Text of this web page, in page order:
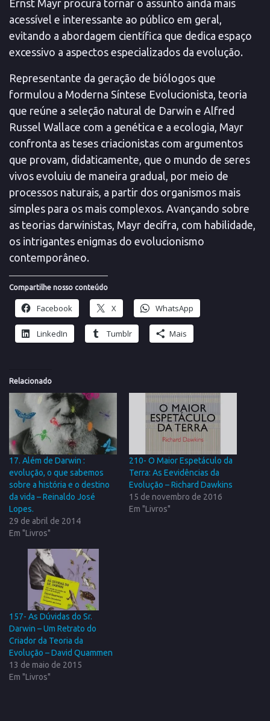
Ernst Mayr procura tornar o assunto ainda mais
acessível e interessante ao público em geral,
evitando a abordagem científica que dedica espaço
excessivo a aspectos especializados da evolução.
Representante da geração de biólogos que
formulou a Moderna Síntese Evolucionista, teoria
que reúne a seleção natural de Darwin e Alfred
Russel Wallace com a genética e a ecologia, Mayr
confronta as teses criacionistas com argumentos
que provam, didaticamente, que o mundo de seres
vivos evoluiu de maneira gradual, por meio de
processos naturais, a partir dos organismos mais
simples para os mais complexos. Avançando sobre
as teorias darwinistas, Mayr decifra, com habilidade,
os intrigantes enigmas do evolucionismo
contemporâneo.
Compartilhe nosso conteúdo
Facebook X WhatsApp
LinkedIn Tumblr Mais
Relacionado
17. Além de Darwin :
evolução, o que sabemos
sobre a história e o destino
da vida – Reinaldo José
Lopes.
29 de abril de 2014
Em "Livros"
210- O Maior Espetáculo da
Terra: As Eevidências da
Evolução – Richard Dawkins
15 de novembro de 2016
Em "Livros"
157- As Dúvidas do Sr.
Darwin – Um Retrato do
Criador da Teoria da
Evolução – David Quammen
13 de maio de 2015
Em "Livros"